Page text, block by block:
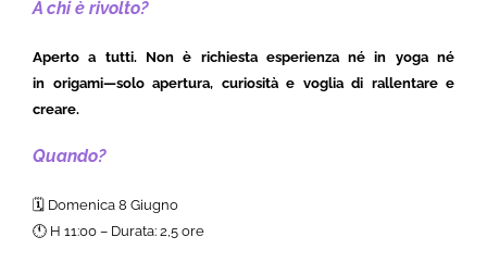
A chi è rivolto?
Aperto a tutti. Non è richiesta esperienza né in yoga né
in origami—solo apertura, curiosità e voglia di rallentare e
creare.
Quando?
🗓 Domenica 8 Giugno
🕚 H 11:00 – Durata: 2,5 ore